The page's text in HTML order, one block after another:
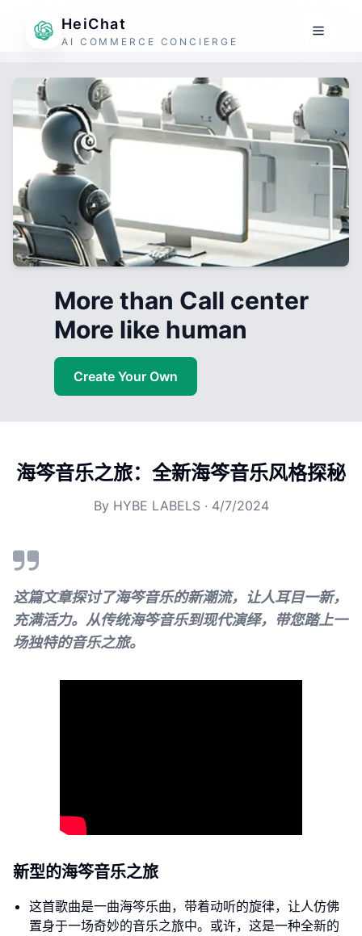
HeiChat
AI COMMERCE CONCIERGE
More than Call center
More like human
Create Your Own
海笒音乐之旅：全新海笒音乐风格探秘
By HYBE LABELS· 4/7/2024
这篇文章探讨了海笒音乐的新潮流，让人耳目一新，
充满活力。从传统海笒音乐到现代演绎，带您踏上一
场独特的音乐之旅。
新型的海笒音乐之旅
这首歌曲是一曲海笒乐曲，带着动听的旋律，让人仿佛
置身于一场奇妙的音乐之旅中。或许，这是一种全新的